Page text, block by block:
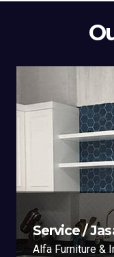
Service /
Alfa Furniture &